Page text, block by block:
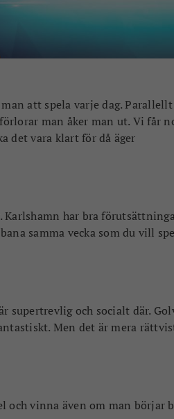
att spela varje dag.
man åker man ut. Vi får
det vara klart för då äger
har bra
samma vecka som du vill
supertrevlig och socialt där.
Men det är mera
och vinna även om man börjar